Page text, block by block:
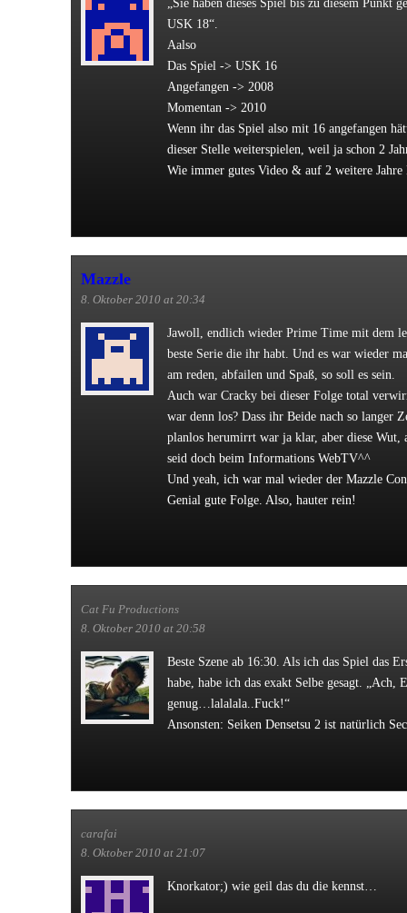
„Sie haben dieses Spiel bis zu diesem Punkt
USK 18“.
Aalso
Das Spiel -> USK 16
Angefangen -> 2008
Momentan -> 2010
Wenn ihr das Spiel also mit 16 angefangen
dieser Stelle weiterspielen, weil ja schon 2
Wie immer gutes Video & auf 2 weitere
Mazzle
8. Oktober 2010 at 20:34
Jawoll, endlich wieder Prime Time mit dem
beste Serie die ihr habt. Und es war wieder
am reden, abfailen und Spaß, so soll es sein.
Auch war Cracky bei dieser Folge total
war denn los? Dass ihr Beide nach so langer
planlos herumirrt war ja klar, aber diese Wut,
seid doch beim Informations WebTV^^
Und yeah, ich war mal wieder der Mazzle
Genial gute Folge. Also, hauter rein!
Cat Fu Productions
8. Oktober 2010 at 20:58
Beste Szene ab 16:30. Als ich das Spiel das
habe, habe ich das exakt Selbe gesagt. „Ach,
genug…lalalala..Fuck!“
Ansonsten: Seiken Densetsu 2 ist natürlich
carafai
8. Oktober 2010 at 21:07
Knorkator;) wie geil das du die kennst…